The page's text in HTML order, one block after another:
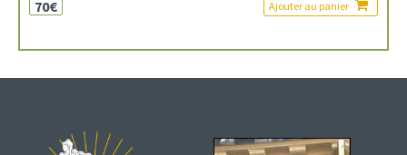
70€ Ajouter au panier